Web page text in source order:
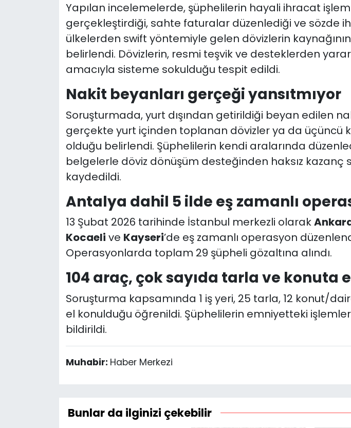
Yapılan incelemelerde, şüphelilerin hayali ihracat
gerçekleştirdiği, sahte faturalar düzenlediği ve sözde
ülkelerden swift yöntemiyle gelen dövizlerin
belirlendi. Dövizlerin, resmi teşvik ve desteklerden
amacıyla sisteme sokulduğu tespit edildi.
Nakit beyanları gerçeği yansıtmıyor
Soruşturmada, yurt dışından getirildiği beyan edilen
gerçekte yurt içinden toplanan dövizler ya da üçüncü
olduğu belirlendi. Şüphelilerin kendi aralarında
belgelerle döviz dönüşüm desteğinden haksız kazanç
kaydedildi.
Antalya dahil 5 ilde eş zamanlı
13 Şubat 2026 tarihinde İstanbul merkezli olarak
Kocaeli ve Kayseri’de eş zamanlı operasyon
Operasyonlarda toplam 29 şüpheli gözaltına alındı.
104 araç, çok sayıda tarla ve konuta
Soruşturma kapsamında 1 iş yeri, 25 tarla, 12 konut/
el konulduğu öğrenildi. Şüphelilerin emniyetteki
bildirildi.
Muhabir: Haber Merkezi
Bunlar da ilginizi çekebilir